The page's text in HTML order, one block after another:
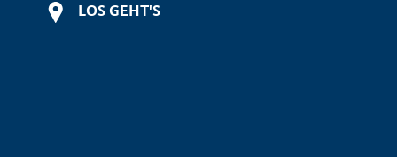
LOS GEHT'S